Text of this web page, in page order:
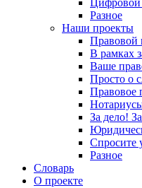
Цифровой
Разное
Наши проекты
Правовой
В рамках
Ваше
Просто о
Правовое
За дело!
Спросите
Разное
Словарь
О проекте